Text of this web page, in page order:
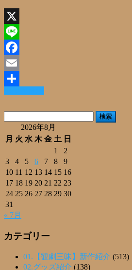
X
Line
Facebook
Email
共
有
2026年8月
月 火 水 木 金 土 日
1
2
3
4 5 6 7 8
9
10 11 12 13 14 15 16
17 18 19 20 21 22 23
24 25 26 27 28 29 30
31
« 7月
カテゴリー
01.【観劇三昧】新作紹介 (513)
02.グッズ紹介 (138)